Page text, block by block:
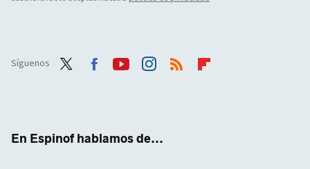
Síguenos
En Espinof hablamos de...